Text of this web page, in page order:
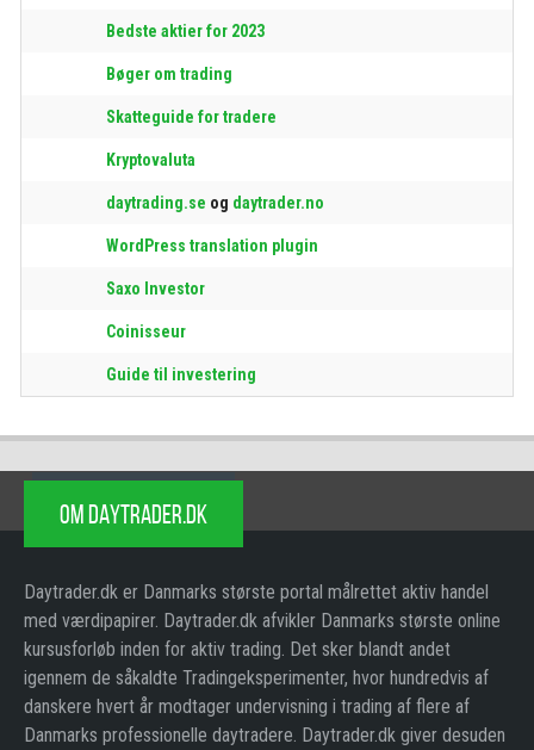
Bedste aktier for 2023
Bøger om trading
Skatteguide for tradere
Kryptovaluta
daytrading.se og daytrader.no
WordPress translation plugin
Saxo Investor
Coinisseur
Guide til investering
OM DAYTRADER.DK
Daytrader.dk er Danmarks største portal målrettet aktiv handel
med værdipapirer. Daytrader.dk afvikler Danmarks største online
kursusforløb inden for aktiv trading. Det sker blandt andet
igennem de såkaldte Tradingeksperimenter, hvor hundredvis af
danskere hvert år modtager undervisning i trading af flere af
Danmarks professionelle daytradere. Daytrader.dk giver desuden